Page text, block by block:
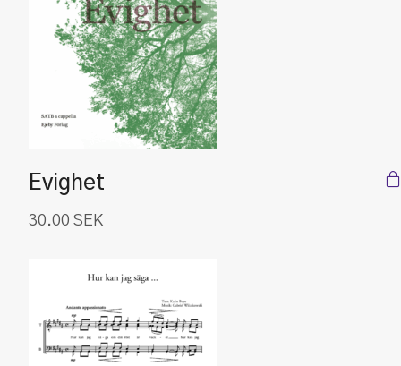
Evighet
30.00 SEK